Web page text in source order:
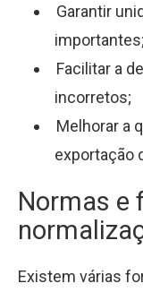
Garantir
importantes;
Facilitar a
incorretos;
Melhorar a
exportação
Normas e
Existem várias